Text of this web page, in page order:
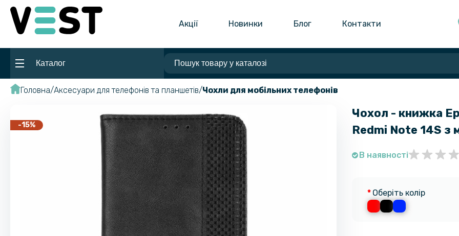
Акції Новинки Блог Контакти
Каталог
Головна Аксесуари для телефонів та планшетів Чохли для мобільних телефонів
-15%
Чохол - книжка
Redmi Note 14S з
В наявності
Оберіть колір